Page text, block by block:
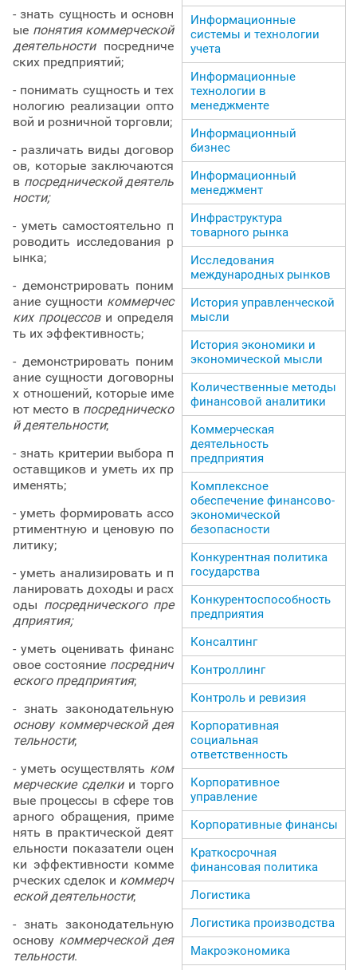
- знать сущность и основн
ые понятия коммерческой
деятельностипосредниче
ских предприятий;
- понимать сущность и тех
нологию реализации опто
вой и розничной торговли;
- различать виды договор
ов, которые заключаются
в посреднической деятель
ности;
- уметь самостоятельно п
роводить исследования р
ынка;
- демонстрировать поним
ание сущности коммерчес
ких процессови определя
ть их эффективность;
- демонстрировать поним
ание сущности договорны
х отношений, которые име
ют место в посредническо
й деятельности;
- знать критерии выбора п
оставщиков и уметь их пр
именять;
- уметь формировать ассо
ртиментную и ценовую по
литику;
- уметь анализировать и п
ланировать доходы и расх
оды посреднического пре
дприятия;
- уметь оценивать финанс
овое состояние посреднич
еского предприятия;
- знать законодательную
основу коммерческой дея
тельности;
- уметь осуществлять ком
мерческие сделкии торго
вые процессы в сфере тов
арного обращения, приме
нять в практической деят
ельности показатели оцен
ки эффективности комме
рческих сделок и коммерч
еской деятельности;
- знать законодательную
основу коммерческой дея
тельности.
Информационные
системы и технологии
учета
Информационные
технологии в
менеджменте
Информационный
бизнес
Информационный
менеджмент
Инфраструктура
товарного рынка
Исследования
международных рынков
История управленческой
мысли
История экономики и
экономической мысли
Количественные методы
финансовой аналитики
Коммерческая
деятельность
предприятия
Комплексное
обеспечение финансово-
экономической
безопасности
Конкурентная политика
государства
Конкурентоспособность
предприятия
Консалтинг
Контроллинг
Контроль и ревизия
Корпоративная
социальная
ответственность
Корпоративное
управление
Корпоративные финансы
Краткосрочная
финансовая политика
Логистика
Логистика производства
Макроэкономика